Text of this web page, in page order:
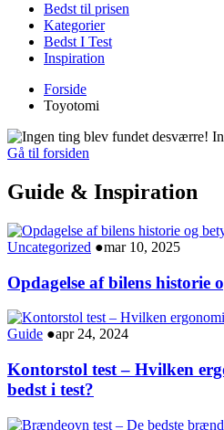
Bedst til prisen
Kategorier
Bedst I Test
Inspiration
Forside
Toyotomi
Gå til forsiden
Guide & Inspiration
Uncategorized ●mar 10, 2025
Opdagelse af bilens historie
Guide ●apr 24, 2024
Kontorstol test – Hvilken
bedst i test?